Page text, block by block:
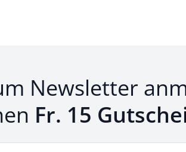
Newsletter
Fr. 15